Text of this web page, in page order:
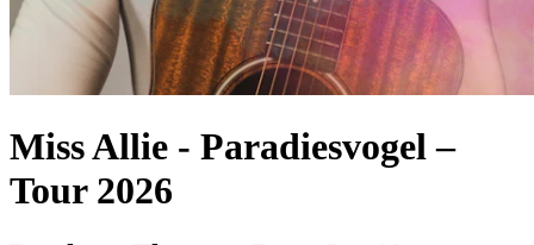
Miss Allie - Paradiesvogel –
Tour 2026